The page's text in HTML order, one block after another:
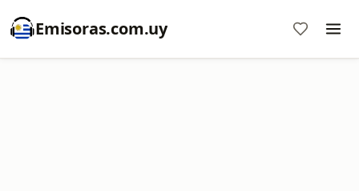
Emisoras.com.uy